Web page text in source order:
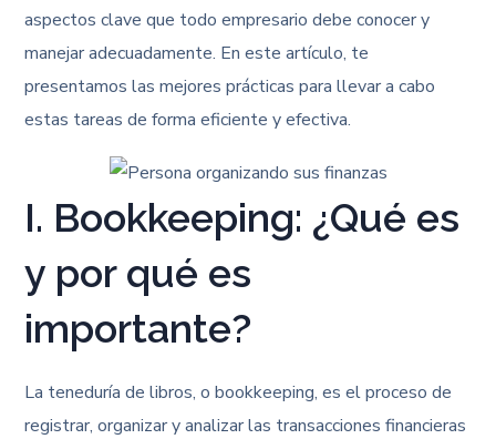
aspectos clave que todo empresario debe conocer y
manejar adecuadamente. En este artículo, te
presentamos las mejores prácticas para llevar a cabo
estas tareas de forma eficiente y efectiva.
I. Bookkeeping: ¿Qué es
y por qué es
importante?
La teneduría de libros, o bookkeeping, es el proceso de
registrar, organizar y analizar las transacciones financieras